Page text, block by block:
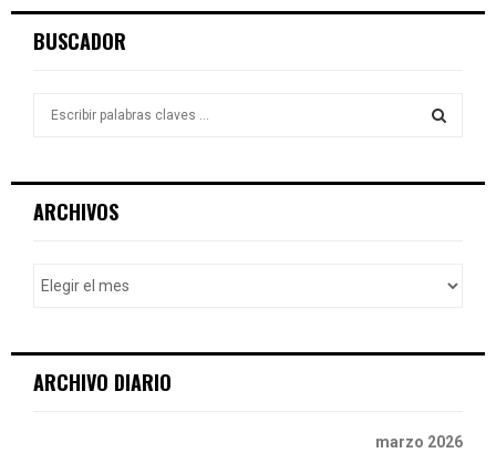
BUSCADOR
h
ARCHIVOS
ARCHIVO DIARIO
marzo 2026